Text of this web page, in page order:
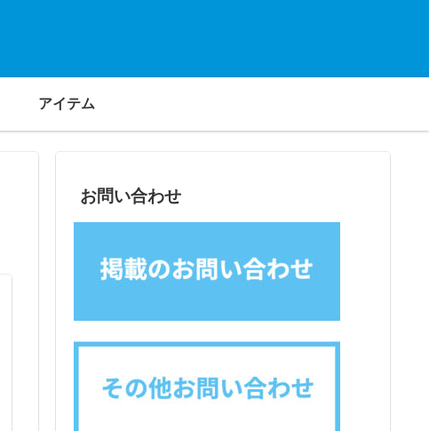
アイテム
お問い合わせ